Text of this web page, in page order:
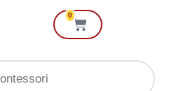
0
Cart